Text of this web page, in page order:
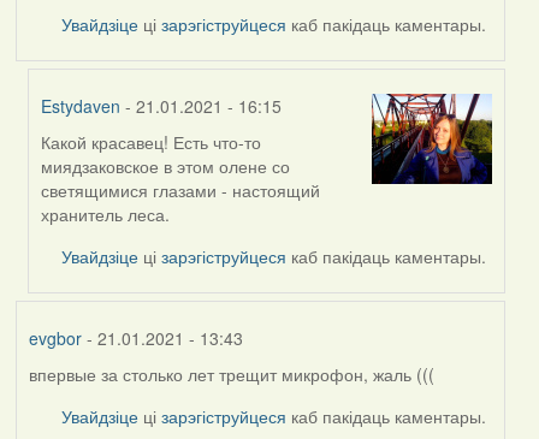
Увайдзіце цізарэгіструйцеся каб пакідаць каментары.
Estydaven - 21.01.2021 - 16:15
In
reply
to
by
Feather
Какой красавец! Есть что-то
миядзаковское в этом олене со
светящимися глазами - настоящий
хранитель леса.
Увайдзіце цізарэгіструйцеся каб пакідаць каментары.
evgbor- 21.01.2021 - 13:43
впервые за столько лет трещит микрофон, жаль (((
Увайдзіце цізарэгіструйцеся каб пакідаць каментары.